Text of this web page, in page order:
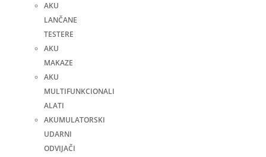
AKU
LANČANE
TESTERE
AKU
MAKAZE
AKU
MULTIFUNKCIONALI
ALATI
AKUMULATORSKI
UDARNI
ODVIJAČI